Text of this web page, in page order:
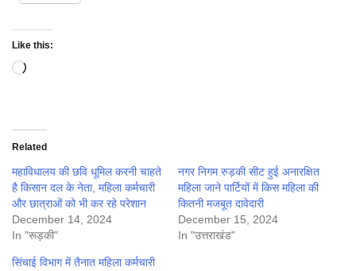
Like this:
Loading…
Related
महाविधालय की छवि धूमिल करनी चाहते
है किसान दल के नेता, महिला कर्मचारी
और छात्राओं को भी कर रहे परेशान
December 14, 2024
In "रूड़की"
नगर निगम रुड़की सीट हुई अनारक्षित
महिला जाने पार्टियों में किस महिला की
कितनी मजबूत दावेदारी
December 15, 2024
In "उत्तराखंड"
सिंचाई विभाग में तैनात महिला कर्मचारी